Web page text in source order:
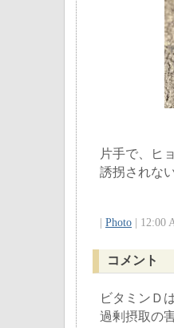
片手で、ヒ
誘拐されな
Photo | 12:00
コメント
ビタミンＤ
過剰摂取の